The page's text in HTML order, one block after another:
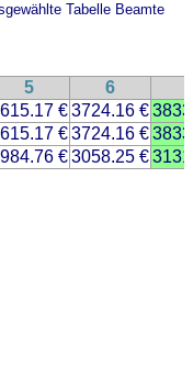
Tabelle Beamte
5 6
€3724.16 €
€3724.16 €
€3058.25 €